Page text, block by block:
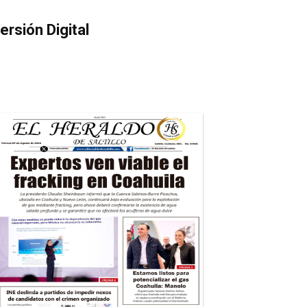
Digital